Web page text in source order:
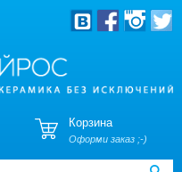
Корзина
Оформи заказ ;-)